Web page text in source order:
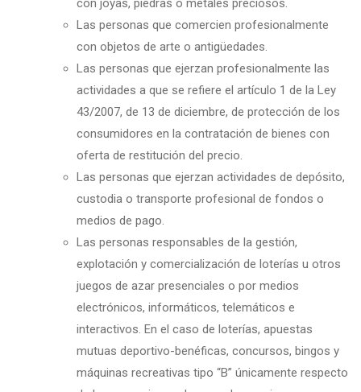
con joyas, piedras o metales preciosos.
Las personas que comercien profesionalmente
con objetos de arte o antigüedades.
Las personas que ejerzan profesionalmente las
actividades a que se refiere el artículo 1 de la Ley
43/2007, de 13 de diciembre, de protección de los
consumidores en la contratación de bienes con
oferta de restitución del precio.
Las personas que ejerzan actividades de depósito,
custodia o transporte profesional de fondos o
medios de pago.
Las personas responsables de la gestión,
explotación y comercialización de loterías u otros
juegos de azar presenciales o por medios
electrónicos, informáticos, telemáticos e
interactivos. En el caso de loterías, apuestas
mutuas deportivo-benéficas, concursos, bingos y
máquinas recreativas tipo “B” únicamente respecto